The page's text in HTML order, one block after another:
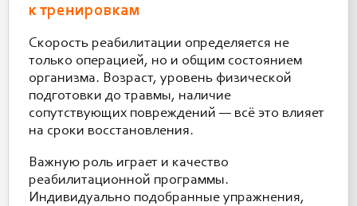
к тренировкам
Скорость реабилитации определяется не
только операцией, но и общим состоянием
организма. Возраст, уровень физической
подготовки до травмы, наличие
сопутствующих повреждений — всё это влияет
на сроки восстановления.
Важную роль играет и качество
реабилитационной программы.
Индивидуально подобранные упражнения,